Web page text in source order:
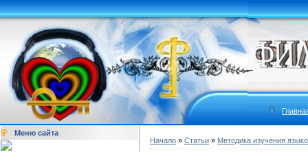
Меню сайта
Начало » Статьи » Методика изучения